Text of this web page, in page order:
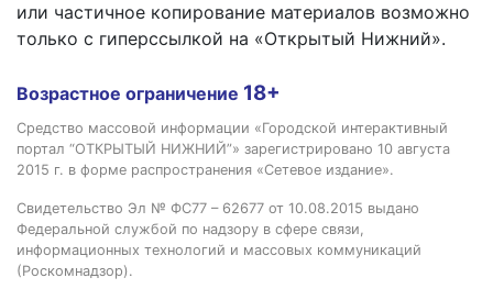
или частичное копирование материалов возможно
только с гиперссылкой на «Открытый Нижний».
Возрастное ограничение 18+
Средство массовой информации «Городской интерактивный
портал “ОТКРЫТЫЙ НИЖНИЙ”» зарегистрировано 10 августа
2015 г. в форме распространения «Сетевое издание».
Свидетельство Эл № ФС77 – 62677 от 10.08.2015 выдано
Федеральной службой по надзору в сфере связи,
информационных технологий и массовых коммуникаций
(Роскомнадзор).